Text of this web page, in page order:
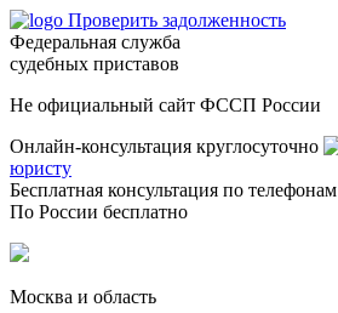
Проверить задолженность
Федеральная служба
судебных приставов
Не официальный сайт ФССП России
Онлайн-консультация круглосуточно
юристу
Бесплатная консультация по телефонам
По России бесплатно
Москва и область